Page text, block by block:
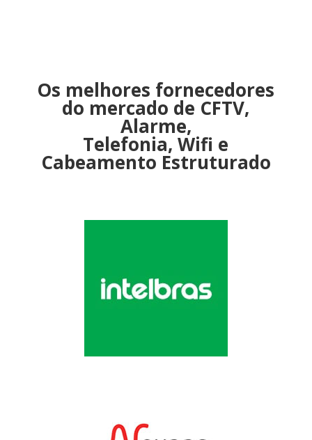
Os melhores fornecedores
do mercado de CFTV,
Alarme,
Telefonia, Wifi e
Cabeamento Estruturado